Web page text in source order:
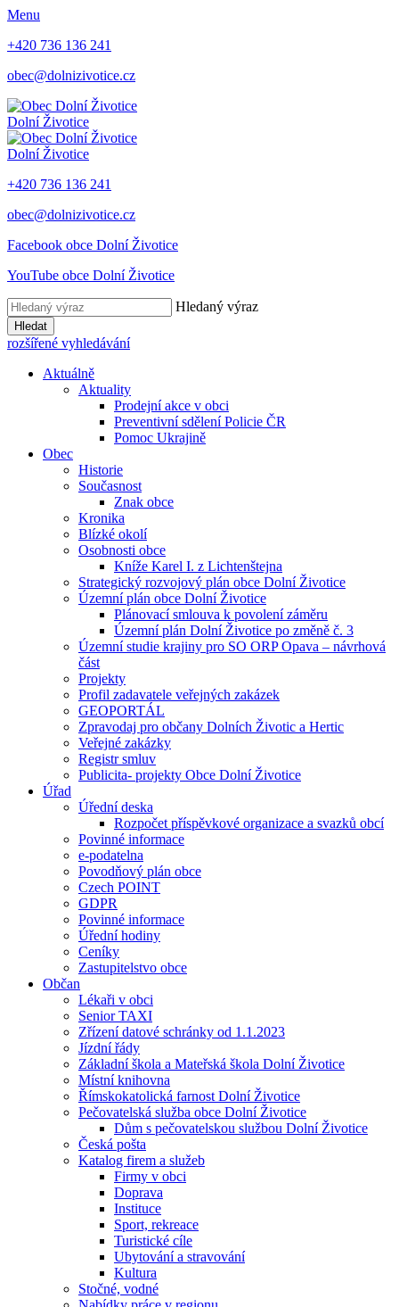
Menu
+420 736 136 241
obec@dolnizivotice.cz
Dolní Životice
Dolní Životice
+420 736 136 241
obec@dolnizivotice.cz
Facebook obce Dolní Životice
YouTube obce Dolní Životice
Hledaný výraz
Hledat
rozšířené vyhledávání
Aktuálně
Aktuality
Prodejní akce v obci
Preventivní sdělení Policie ČR
Pomoc Ukrajině
Obec
Historie
Současnost
Znak obce
Kronika
Blízké okolí
Osobnosti obce
Kníže Karel I. z Lichtenštejna
Strategický rozvojový plán obce Dolní Životice
Územní plán obce Dolní Životice
Plánovací smlouva k povolení záměru
Územní plán Dolní Životice po změně č. 3
Územní studie krajiny pro SO ORP Opava – návrhová
část
Projekty
Profil zadavatele veřejných zakázek
GEOPORTÁL
Zpravodaj pro občany Dolních Životic a Hertic
Veřejné zakázky
Registr smluv
Publicita- projekty Obce Dolní Životice
Úřad
Úřední deska
Rozpočet příspěvkové organizace a svazků obcí
Povinné informace
e-podatelna
Povodňový plán obce
Czech POINT
GDPR
Povinné informace
Úřední hodiny
Ceníky
Zastupitelstvo obce
Občan
Lékaři v obci
Senior TAXI
Zřízení datové schránky od 1.1.2023
Jízdní řády
Základní škola a Mateřská škola Dolní Životice
Místní knihovna
Římskokatolická farnost Dolní Životice
Pečovatelská služba obce Dolní Životice
Dům s pečovatelskou službou Dolní Životice
Česká pošta
Katalog firem a služeb
Firmy v obci
Doprava
Instituce
Sport, rekreace
Turistické cíle
Ubytování a stravování
Kultura
Stočné, vodné